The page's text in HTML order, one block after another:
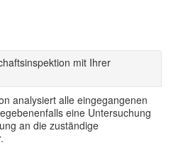
mit Ihrer
analysiert alle eingegangenen
eine Untersuchung
an die zuständige